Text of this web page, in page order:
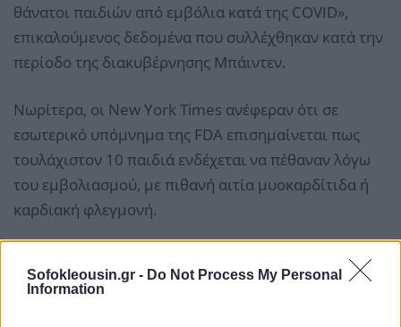
Sofokleousin.gr - Do Not Process My Personal
Information
θάνατοι παιδιών από εμβόλια κατά της COVID»,
επικαλούμενος δεδομένα που συλλέχθηκαν κατά την
περίοδο της διακυβέρνησης Μπάιντεν.
Νωρίτερα, οι New York Times ανέφεραν ότι σε
εσωτερικό υπόμνημα της FDA επισημαίνεται πως
τουλάχιστον 10 παιδιά ενδέχεται να πέθαναν λόγω
του εμβολιασμού, με πιθανή αιτία μυοκαρδίτιδα ή
καρδιακή φλεγμονή.